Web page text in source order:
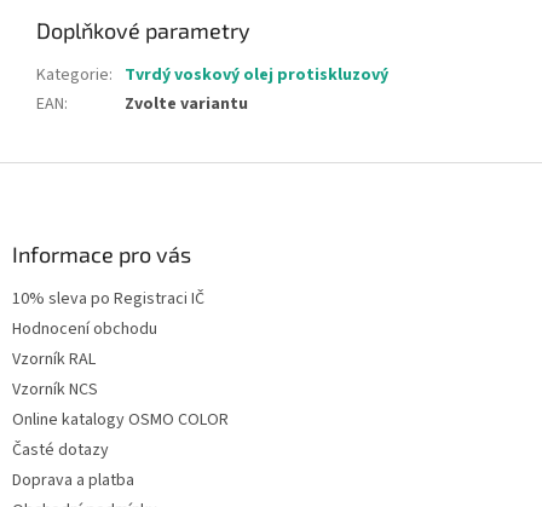
Doplňkové parametry
Kategorie: Tvrdý voskový olej protiskluzový
EAN: Zvolte variantu
Informace pro vás
10% sleva po Registraci IČ
Hodnocení obchodu
Vzorník RAL
Vzorník NCS
Online katalogy OSMO COLOR
Časté dotazy
Doprava a platba